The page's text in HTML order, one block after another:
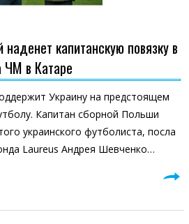
капитанскую повязку в
ЧМ в Катаре
Украину на предстоящем
Капитан сборной Польши
украинского футболиста, посла
Laureus Андрея Шевченко…